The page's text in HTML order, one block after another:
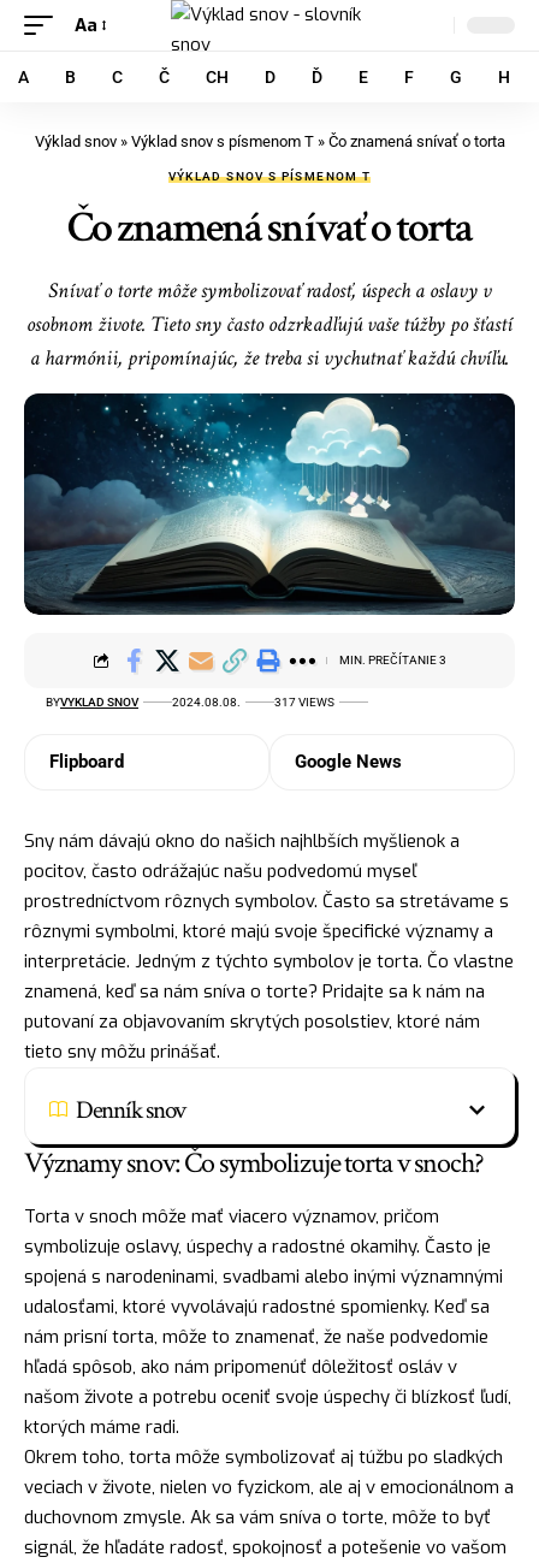
Aa
A B C Č CH D Ď E F G H
Výklad snov» Výklad snov s písmenom T» Čo znamená snívať o torta
VÝKLAD SNOV S PÍSMENOM T
Čo znamená snívať o torta
Snívať o torte môže symbolizovať radosť, úspech a oslavy v
osobnom živote. Tieto sny často odzrkadľujú vaše túžby po šťastí
a harmónii, pripomínajúc, že treba si vychutnať každú chvíľu.
BYVYKLAD SNOV 2024.08.08. 317 VIEWS
MIN. PREČÍTANIE 3
Flipboard Google News
Sny nám dávajú okno do našich najhlbších myšlienok a
pocitov, často odrážajúc našu podvedomú myseľ
prostredníctvom rôznych symbolov. Často sa stretávame s
rôznymi symbolmi, ktoré majú svoje špecifické významy a
interpretácie. Jedným z týchto symbolov je torta. Čo vlastne
znamená, keď sa nám sníva o torte? Pridajte sa k nám na
putovaní za objavovaním skrytých posolstiev, ktoré nám
tieto sny môžu prinášať.
Denník snov
Významy snov: Čo symbolizuje torta v snoch?
Torta v snoch môže mať viacero významov, pričom
symbolizuje oslavy, úspechy a radostné okamihy. Často je
spojená s narodeninami, svadbami alebo inými významnými
udalosťami, ktoré vyvolávajú radostné spomienky. Keď sa
nám prisní torta, môže to znamenať, že naše podvedomie
hľadá spôsob, ako nám pripomenúť dôležitosť osláv v
našom živote a potrebu oceniť svoje úspechy či blízkosť ľudí,
ktorých máme radi.
Okrem toho, torta môže symbolizovať aj túžbu po sladkých
veciach v živote, nielen vo fyzickom, ale aj v emocionálnom a
duchovnom zmysle. Ak sa vám sníva o torte, môže to byť
signál, že hľadáte radosť, spokojnosť a potešenie vo vašom